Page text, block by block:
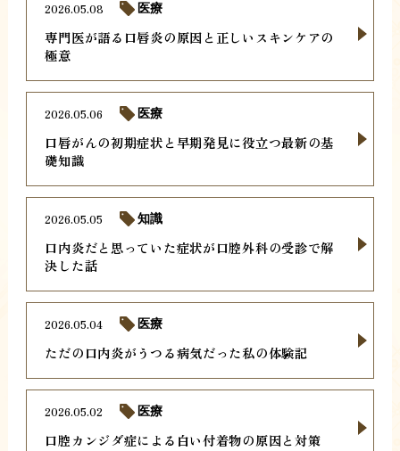
専門医が語る口唇炎の原因と正しいスキンケアの
極意
2026.05.08 医療
口唇がんの初期症状と早期発見に役立つ最新の基
礎知識
2026.05.06 医療
口内炎だと思っていた症状が口腔外科の受診で解
決した話
2026.05.05 知識
ただの口内炎がうつる病気だった私の体験記
2026.05.04 医療
口腔カンジダ症による白い付着物の原因と対策
2026.05.02 医療